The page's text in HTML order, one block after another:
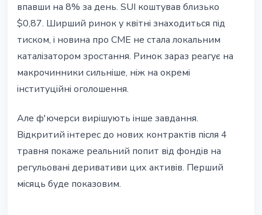
впавши на 8% за день. SUI коштував близько
$0,87. Ширший ринок у квітні знаходиться під
тиском, і новина про CME не стала локальним
каталізатором зростання. Ринок зараз реагує на
макрочинники сильніше, ніж на окремі
інституційні оголошення.
Але ф'ючерси вирішують інше завдання.
Відкритий інтерес до нових контрактів після 4
травня покаже реальний попит від фондів на
регульовані деривативи цих активів. Перший
місяць буде показовим.